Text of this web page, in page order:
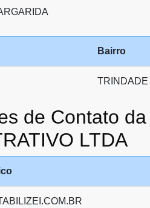
Bairro
TRINDADE
de Contato
LTDA